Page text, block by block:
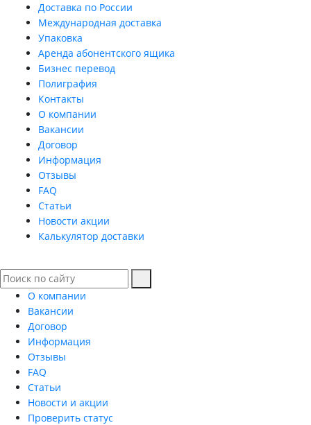
Доставка по России
Международная доставка
Упаковка
Аренда абонентского ящика
Бизнес перевод
Полиграфия
Контакты
О компании
Вакансии
Договор
Информация
Отзывы
FAQ
Статьи
Новости акции
Калькулятор доставки
О компании
Вакансии
Договор
Информация
Отзывы
FAQ
Статьи
Новости и акции
Проверить статус